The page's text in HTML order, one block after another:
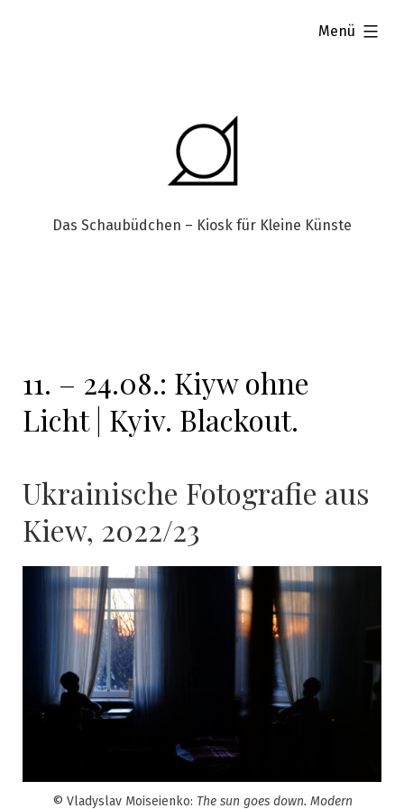
Das Schaubüdchen – Kiosk für Kleine Künste
Menü
aufgeklappt
11. – 24.08.: Kiyw ohne
Licht | Kyiv. Blackout.
Ukrainische Fotografie aus
Kiew, 2022/23
© Vladyslav Moiseienko: The sun goes down. Modern